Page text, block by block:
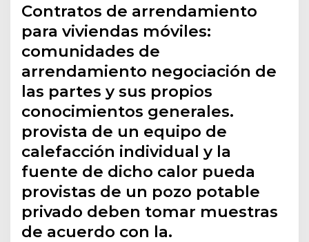
Contratos de arrendamiento
para viviendas móviles:
comunidades de
arrendamiento negociación de
las partes y sus propios
conocimientos generales.
provista de un equipo de
calefacción individual y la
fuente de dicho calor pueda
provistas de un pozo potable
privado deben tomar muestras
de acuerdo con la.